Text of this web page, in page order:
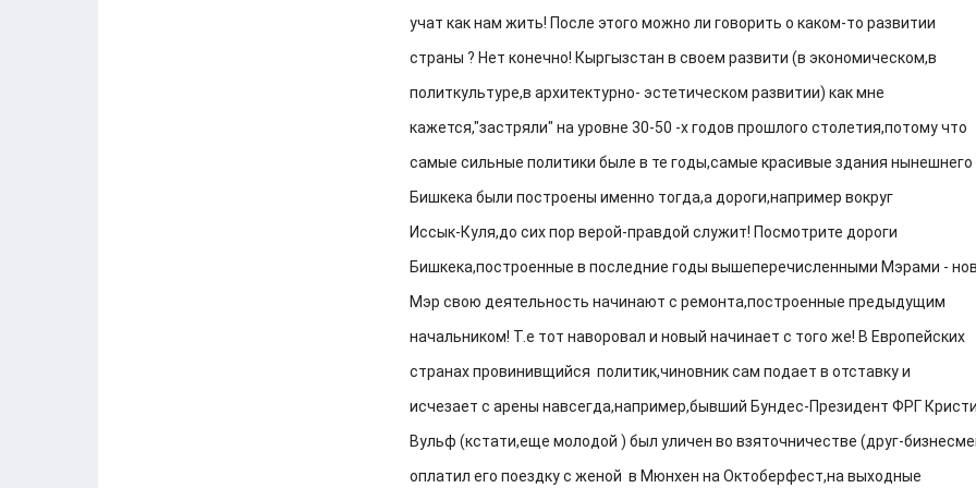
учат как нам жить! После этого можно ли говорить о каком-то развитии
страны ? Нет конечно! Кыргызстан в своем развити (в экономическом,в
политкультуре,в архитектурно- эстетическом развитии) как мне
кажется,"застряли" на уровне 30-50 -х годов прошлого столетия,потому что
самые сильные политики быле в те годы,самые красивые здания нынешнего
Бишкека были построены именно тогда,а дороги,например вокруг
Иссык-Куля,до сих пор верой-правдой служит! Посмотрите дороги
Бишкека,построенные в последние годы вышеперечисленными Мэрами -
Мэр свою деятельность начинают с ремонта,построенные предыдущим
начальником! Т.е тот наворовал и новый начинает с того же! В Европейских
странах провинивщийся политик,чиновник сам подает в отставку и
исчезает с арены навсегда,например,бывший Бундес-Президент ФРГ
Вульф (кстати,еще молодой ) был уличен во взяточничестве (друг-
оплатил его поездку с женой в Мюнхен на Октоберфест,на выходные